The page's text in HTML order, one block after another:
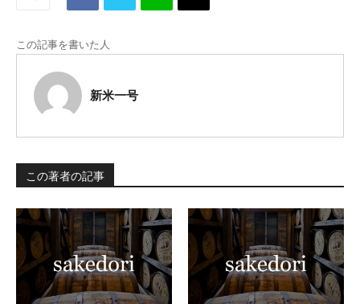
この記事を書いた人
新米一号
この著者の記事